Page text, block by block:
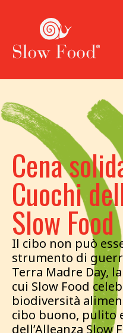
Cena
Cuochi
Slow Food
Il cibo non può
strumento di
Terra Madre Day,
cui Slow Food
biodiversità
cibo buono, pulito
dell’Alleanza Slow